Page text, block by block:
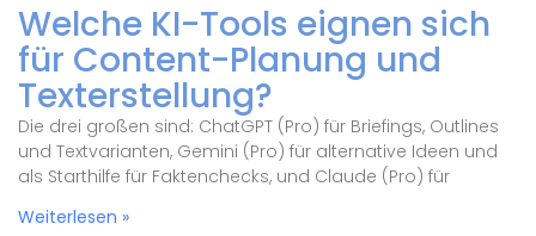
Welche KI-Tools eignen sich
für Content-Planung und
Texterstellung?
Die drei großen sind: ChatGPT (Pro) für Briefings, Outlines
und Textvarianten, Gemini (Pro) für alternative Ideen und
als Starthilfe für Faktenchecks, und Claude (Pro) für
Weiterlesen »